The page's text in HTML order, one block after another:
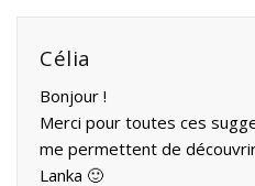
Célia
Bonjour !
Merci pour toutes ces
me permettent de
Lanka 🙂